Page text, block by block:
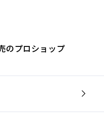
のプロショップ